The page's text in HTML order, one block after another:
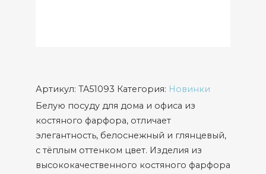
Артикул: TA51093 Категория: Новинки
Белую посуду для дома и офиса из
костяного фарфора, отличает
элегантность, белоснежный и глянцевый,
с тёплым оттенком цвет. Изделия из
высококачественного костяного фарфора